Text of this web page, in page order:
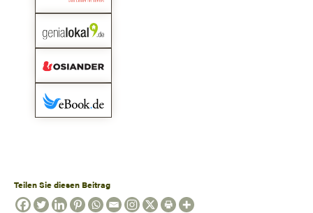
Teilen Sie diesen Beitrag